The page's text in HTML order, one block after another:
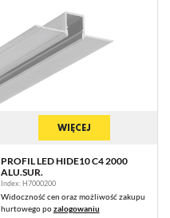
WIĘCEJ
PROFIL LED HIDE10 C4 2000
ALU.SUR.
Index: H7000200
Widoczność cen oraz możliwość zakupu
hurtowego pozalogowaniu